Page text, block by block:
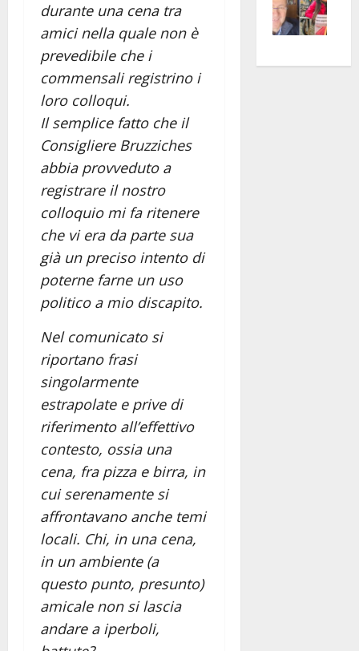
durante una cena tra
amici nella quale non è
prevedibile che i
commensali registrino i
loro colloqui.
Il semplice fatto che il
Consigliere Bruzziches
abbia provveduto a
registrare il nostro
colloquio mi fa ritenere
che vi era da parte sua
già un preciso intento di
poterne farne un uso
politico a mio discapito.
Nel comunicato si
riportano frasi
singolarmente
estrapolate e prive di
riferimento all’effettivo
contesto, ossia una
cena, fra pizza e birra, in
cui serenamente si
affrontavano anche temi
locali. Chi, in una cena,
in un ambiente (a
questo punto, presunto)
amicale non si lascia
andare a iperboli,
euro